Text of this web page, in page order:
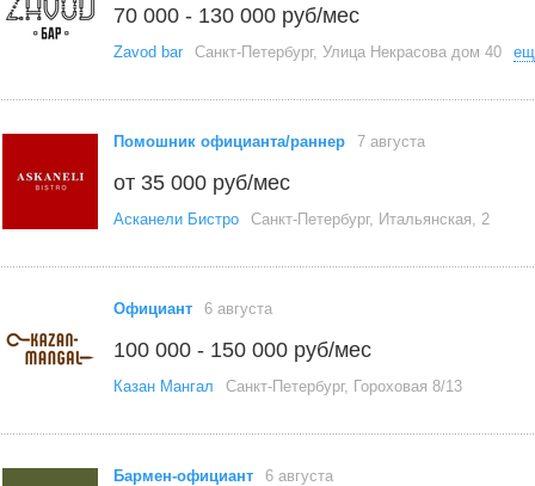
70 000 - 130 000 руб/мес
Zavod bar Санкт-Петербург, Улица Некрасова дом 40
Помошник официанта/раннер 7 августа
от 35 000 руб/мес
Асканели Бистро Санкт-Петербург, Итальянская, 2
Официант 6 августа
100 000 - 150 000 руб/мес
Казан Мангал Санкт-Петербург, Гороховая 8/13
Бармен-официант 6 августа